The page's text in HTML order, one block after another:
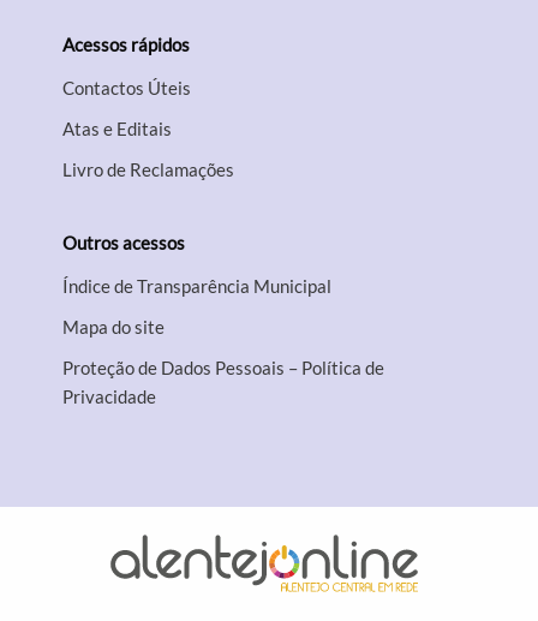
Acessos rápidos
Contactos Úteis
Atas e Editais
Livro de Reclamações
Outros acessos
Índice de Transparência Municipal
Mapa do site
Proteção de Dados Pessoais – Política de
Privacidade